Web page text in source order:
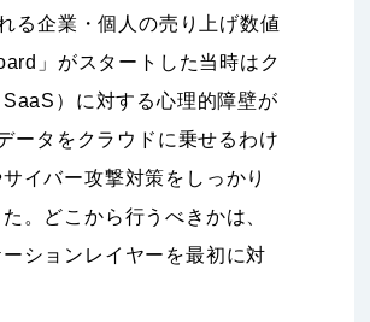
る企業・個人の売り上げ数値
」がスタートした当時はク
）に対する心理的障壁が
ータをクラウドに乗せるわけ
イバー攻撃対策をしっかり
。どこから行うべきかは、
ションレイヤーを最初に対